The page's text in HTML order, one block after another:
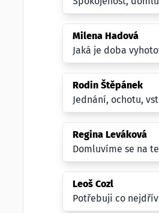
Milena Hadová
Jaká je doba
Rodin Štěpánek
Jednání, ochotu,
Regina Leváková
Domluvíme se na
Leoš Cozl
Potřebuji co